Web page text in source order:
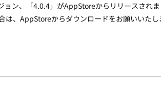
ョン、「4.0.4」がAppStoreからリリースされ
、AppStoreからダウンロードをお願いいたし